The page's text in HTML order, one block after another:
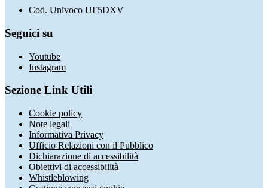
Cod. Univoco UF5DXV
Seguici su
Youtube
Instagram
Sezione Link Utili
Cookie policy
Note legali
Informativa Privacy
Ufficio Relazioni con il Pubblico
Dichiarazione di accessibilità
Obiettivi di accessibilità
Whistleblowing